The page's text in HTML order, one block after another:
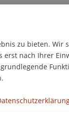
zu bieten. Wir
erst nach Ihrer